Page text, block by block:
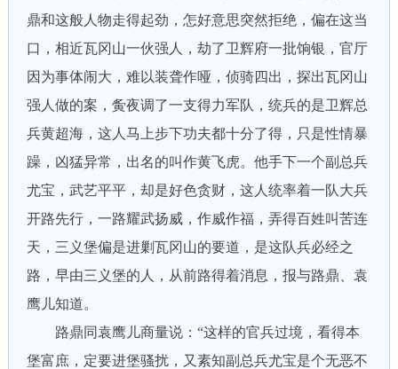
鼎和这般人物走得起劲，怎好意思突然拒绝，偏在这当
口，相近瓦冈山一伙强人，劫了卫辉府一批饷银，官厅
因为事体闹大，难以装聋作哑，侦骑四出，探出瓦冈山
强人做的案，夤夜调了一支得力军队，统兵的是卫辉总
兵黄超海，这人马上步下功夫都十分了得，只是性情暴
躁，凶猛异常，出名的叫作黄飞虎。他手下一个副总兵
尤宝，武艺平平，却是好色贪财，这人统率着一队大兵
开路先行，一路耀武扬威，作威作福，弄得百姓叫苦连
天，三义堡偏是进剿瓦冈山的要道，是这队兵必经之
路，早由三义堡的人，从前路得着消息，报与路鼎、袁
鹰儿知道。
路鼎同袁鹰儿商量说：“这样的官兵过境，看得本
堡富庶，定要进堡骚扰，又素知副总兵尤宝是个无恶不